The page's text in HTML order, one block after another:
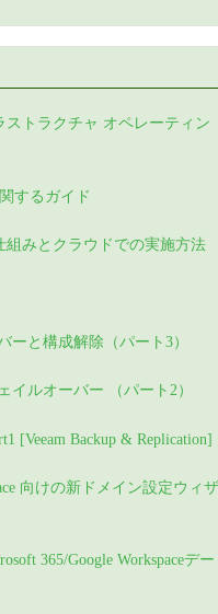
トラクチャ オペレーティン
するガイド
みとクラウドでの実施方法
ーと構成解除（パート3）
イルオーバー （パート2）
[Veeam Backup & Replication]
向けの新ドメイン設定ウィザ
365/Google Workspaceデー